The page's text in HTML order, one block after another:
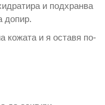
и подхранва
допир.
кожата и я оставя по-